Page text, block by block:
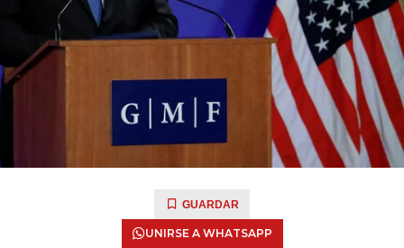
GUARDAR
UNIRSE A WHATSAPP